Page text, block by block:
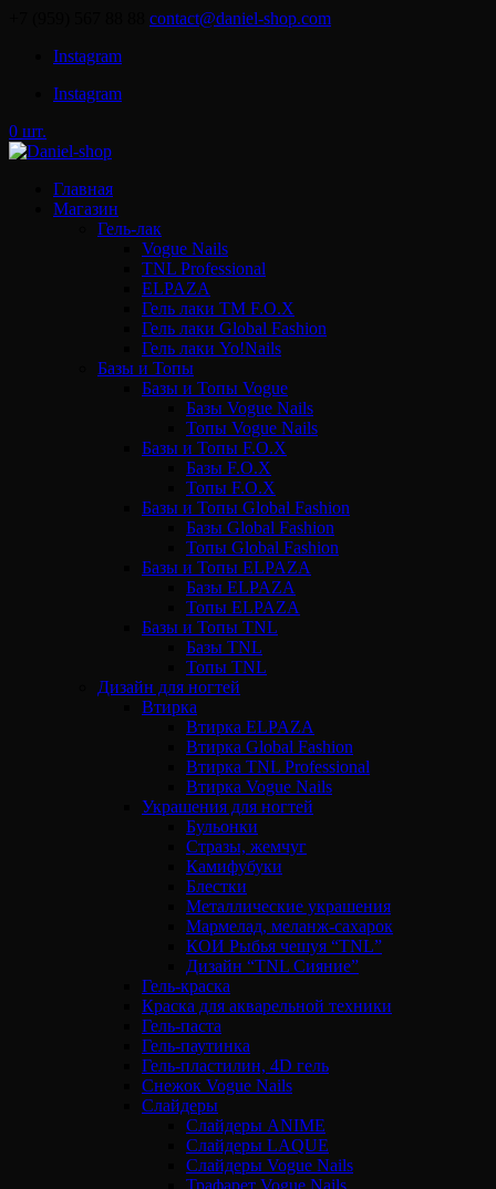
contact@daniel-shop.com
Instagram
Instagram
0 шт.
Главная
Магазин
Гель-лак
Vogue Nails
TNL Professional
ELPAZA
Гель лаки ТМ F.O.X
Гель лаки Global Fashion
Гель лаки Yo!Nails
Базы и Топы
Базы и Топы Vogue
Базы Vogue Nails
Топы Vogue Nails
Базы и Топы F.O.X
Базы F.O.X
Топы F.O.X
Базы и Топы Global Fashion
Базы Global Fashion
Топы Global Fashion
Базы и Топы ELPAZA
Базы ELPAZA
Топы ELPAZA
Базы и Топы TNL
Базы TNL
Топы TNL
Дизайн для ногтей
Втирка
Втирка ELPAZA
Втирка Global Fashion
Втирка TNL Professional
Втирка Vogue Nails
Украшения для ногтей
Бульонки
Стразы, жемчуг
Камифубуки
Блестки
Металлические украшения
Мармелад, меланж-сахарок
КОИ Рыбья чешуя “TNL”
Дизайн “TNL Сияние”
Гель-краска
Краска для акварельной техники
Гель-паста
Гель-паутинка
Гель-пластилин, 4D гель
Снежок Vogue Nails
Слайдеры
Слайдеры ANIME
Слайдеры LAQUE
Слайдеры Vogue Nails
Трафарет Vogue Nails